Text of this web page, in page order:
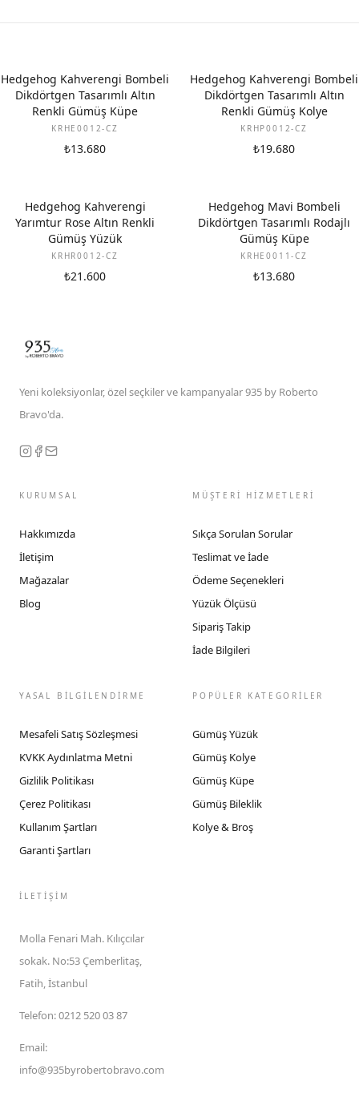
Hedgehog Kahverengi Bombeli
Dikdörtgen Tasarımlı Altın
Renkli Gümüş Küpe
KRHE0012-CZ
₺13.680
Hedgehog Kahverengi Bombeli
Dikdörtgen Tasarımlı Altın
Renkli Gümüş Kolye
KRHP0012-CZ
₺19.680
Hedgehog Kahverengi
Yarımtur Rose Altın Renkli
Gümüş Yüzük
KRHR0012-CZ
₺21.600
Hedgehog Mavi Bombeli
Dikdörtgen Tasarımlı Rodajlı
Gümüş Küpe
KRHE0011-CZ
₺13.680
Yeni koleksiyonlar, özel seçkiler ve kampanyalar 935 by Roberto
Bravo'da.
KURUMSAL
Hakkımızda
İletişim
Mağazalar
Blog
MÜŞTERİ HİZMETLERİ
Sıkça Sorulan Sorular
Teslimat ve İade
Ödeme Seçenekleri
Yüzük Ölçüsü
Sipariş Takip
İade Bilgileri
YASAL BİLGİLENDİRME
Mesafeli Satış Sözleşmesi
KVKK Aydınlatma Metni
Gizlilik Politikası
Çerez Politikası
Kullanım Şartları
Garanti Şartları
POPÜLER KATEGORİLER
Gümüş Yüzük
Gümüş Kolye
Gümüş Küpe
Gümüş Bileklik
Kolye & Broş
İLETIŞIM
Molla Fenari Mah. Kılıçcılar
sokak. No:53 Çemberlitaş,
Fatih, İstanbul
Telefon:0212 520 03 87
Email:
info@935byrobertobravo.com